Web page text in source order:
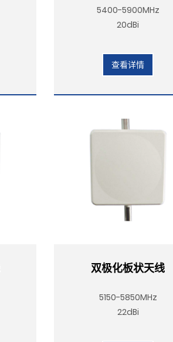
5400-5900MHz
20dBi
查看详情
双极化板状天线
5150-5850MHz
22dBi